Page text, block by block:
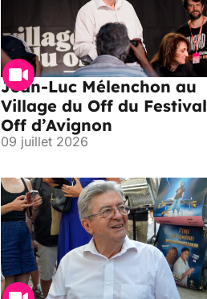
Jean-Luc Mélenchon au
Village du Off du Festival
Off d’Avignon
09 juillet 2026